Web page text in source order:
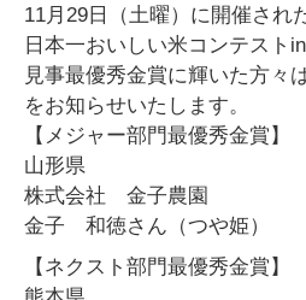
11月29日（土曜）に開催され
日本一おいしい米コンテスト
見事最優秀金賞に輝いた方々
をお知らせいたします。
【メジャー部門最優秀金賞】
山形県
株式会社 金子農園
金子 和徳さん（つや姫）
【ネクスト部門最優秀金賞】